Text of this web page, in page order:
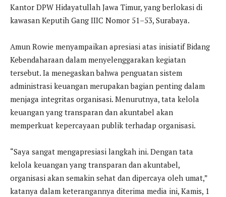
Kantor DPW Hidayatullah Jawa Timur, yang berlokasi di
kawasan Keputih Gang IIIC Nomor 51–53, Surabaya.
Amun Rowie menyampaikan apresiasi atas inisiatif Bidang
Kebendaharaan dalam menyelenggarakan kegiatan
tersebut. Ia menegaskan bahwa penguatan sistem
administrasi keuangan merupakan bagian penting dalam
menjaga integritas organisasi. Menurutnya, tata kelola
keuangan yang transparan dan akuntabel akan
memperkuat kepercayaan publik terhadap organisasi.
“Saya sangat mengapresiasi langkah ini. Dengan tata
kelola keuangan yang transparan dan akuntabel,
organisasi akan semakin sehat dan dipercaya oleh umat,”
katanya dalam keterangannya diterima media ini, Kamis, 1